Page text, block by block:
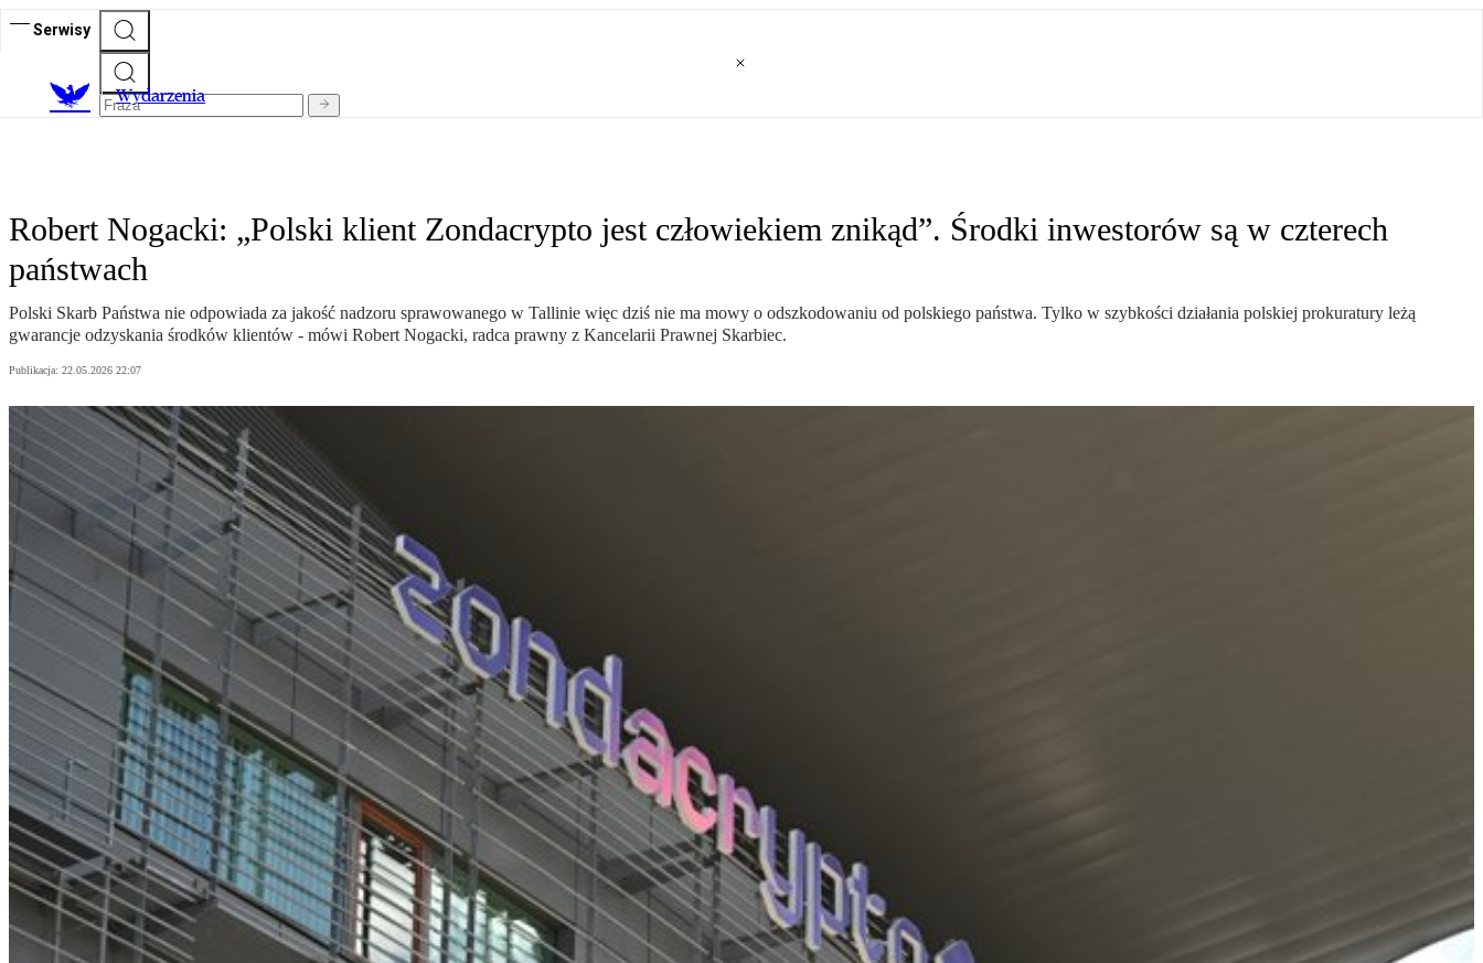
Serwisy
Wydarzenia
Robert Nogacki: „Polski klient Zondacrypto jest człowiekiem znikąd”. Środki inwestorów są w czterech
państwach
Polski Skarb Państwa nie odpowiada za jakość nadzoru sprawowanego w Tallinie więc dziś nie ma mowy o odszkodowaniu od polskiego państwa. Tylko w szybkości działania polskiej prokuratury leżą
gwarancje odzyskania środków klientów - mówi Robert Nogacki, radca prawny z Kancelarii Prawnej Skarbiec.
Publikacja: 22.05.2026 22:07